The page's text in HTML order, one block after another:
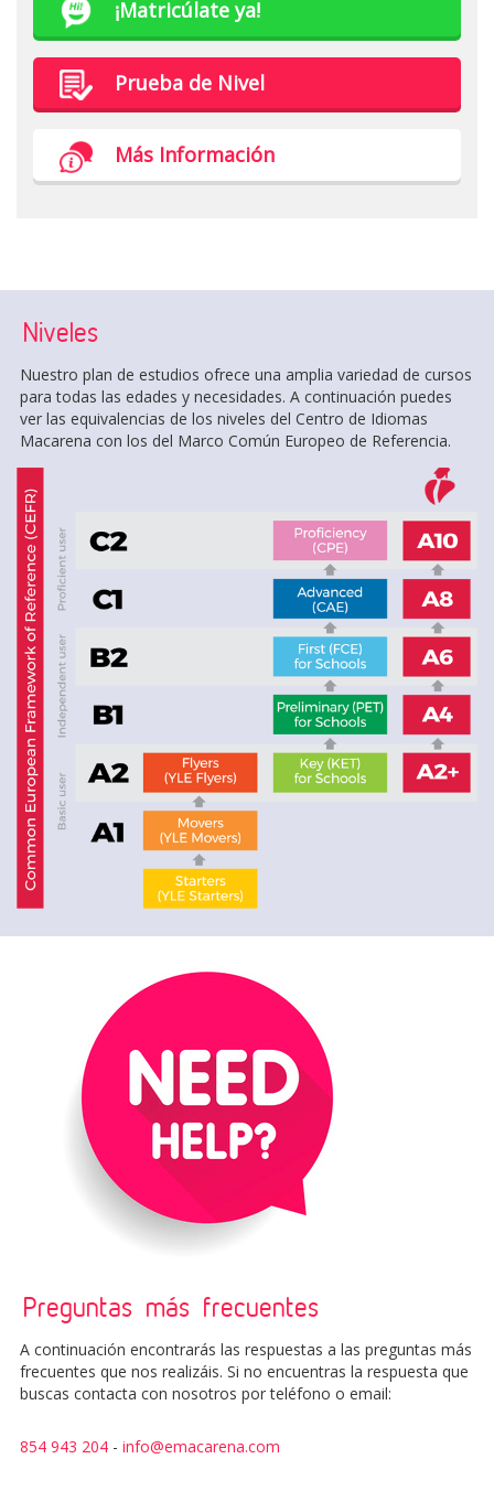
¡Matricúlate ya!
Prueba de Nivel
Más Información
Niveles
Nuestro plan de estudios ofrece una amplia variedad de cursos
para todas las edades y necesidades. A continuación puedes
ver las equivalencias de los niveles del Centro de Idiomas
Macarena con los del Marco Común Europeo de Referencia.
Preguntas más frecuentes
A continuación encontrarás las respuestas a las preguntas más
frecuentes que nos realizáis. Si no encuentras la respuesta que
buscas contacta con nosotros por teléfono o email:
854 943 204 - info@emacarena.com